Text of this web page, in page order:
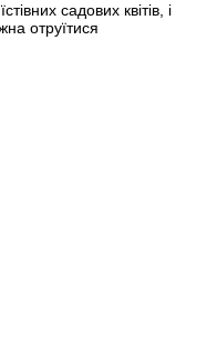
садових квітів, і
отруїтися